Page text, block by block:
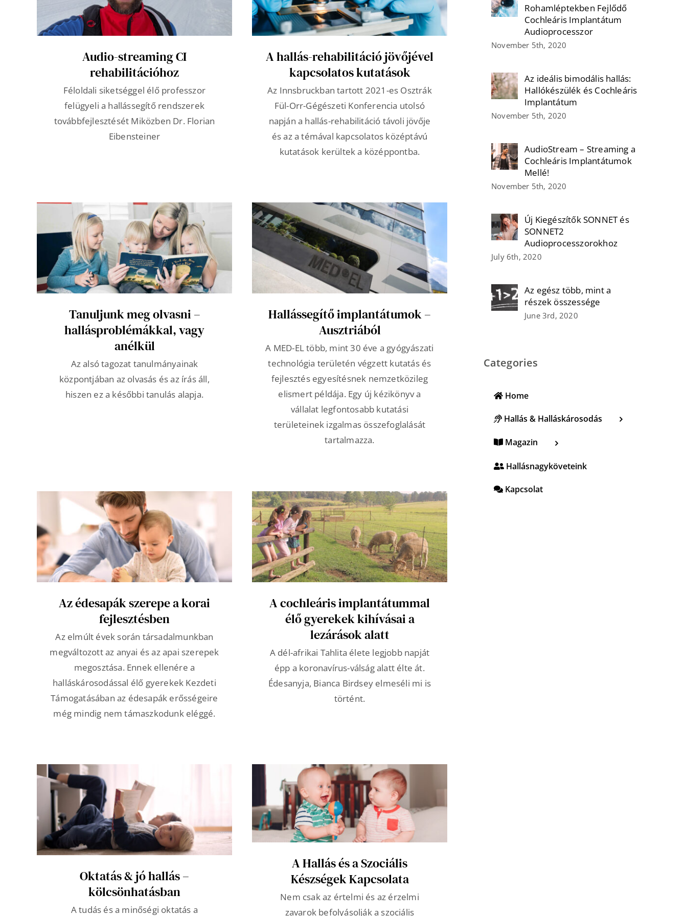
Audio-streaming CI
rehabilitációhoz
Féloldali siketséggel élő professzor
felügyeli a hallássegítő rendszerek
továbbfejlesztését Miközben Dr. Florian
Eibensteiner
A hallás-rehabilitáció jövőjével
kapcsolatos kutatások
Az Innsbruckban tartott 2021-es Osztrák
Fül-Orr-Gégészeti Konferencia utolsó
napján a hallás-rehabilitáció távoli jövője
és az a témával kapcsolatos középtávú
kutatások kerültek a középpontba.
Tanuljunk meg olvasni –
hallásproblémákkal, vagy
anélkül
Az alsó tagozat tanulmányainak
központjában az olvasás és az írás áll,
hiszen ez a későbbi tanulás alapja.
Hallássegítő implantátumok –
Ausztriából
A MED-EL több, mint 30 éve a gyógyászati
technológia területén végzett kutatás és
fejlesztés egyesítésnek nemzetközileg
elismert példája. Egy új kézikönyv a
vállalat legfontosabb kutatási
területeinek izgalmas összefoglalását
tartalmazza.
Az édesapák szerepe a korai
fejlesztésben
Az elmúlt évek során társadalmunkban
megváltozott az anyai és az apai szerepek
megosztása. Ennek ellenére a
halláskárosodással élő gyerekek Kezdeti
Támogatásában az édesapák erősségeire
még mindig nem támaszkodunk eléggé.
A cochleáris implantátummal
élő gyerekek kihívásai a
lezárások alatt
A dél-afrikai Tahlita élete legjobb napját
épp a koronavírus-válság alatt élte át.
Édesanyja, Bianca Birdsey elmeséli mi is
történt.
Oktatás & jó hallás –
kölcsönhatásban
A tudás és a minőségi oktatás a
A Hallás és a Szociális
Készségek Kapcsolata
Nem csak az értelmi és az érzelmi
zavarok befolyásolják a szociális
Rohamléptekben Fejlődő
Cochleáris Implantátum
Audioprocesszor
November 5th, 2020
Az ideális bimodális hallás:
Hallókészülék és Cochleáris
Implantátum
November 5th, 2020
AudioStream – Streaming a
Cochleáris Implantátumok
Mellé!
November 5th, 2020
Új Kiegészítők SONNET és
SONNET2
Audioprocesszorokhoz
July 6th, 2020
Az egész több, mint a
részek összessége
June 3rd, 2020
Categories
Home
Hallás & Halláskárosodás
Magazin
Hallásnagyköveteink
Kapcsolat